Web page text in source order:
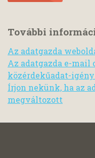
További
Az adatgazda
Az adatgazda e-mail
közérdekűadat-
Írjon nekünk, ha az
megváltozott